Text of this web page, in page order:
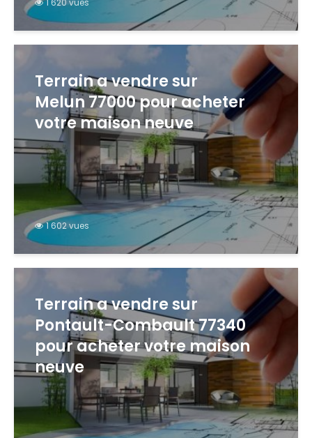
Terrain a vendre sur
Melun 77000 pour acheter
votre maison neuve
1 602 vues
Terrain a vendre sur
Pontault-Combault 77340
pour acheter votre maison
neuve